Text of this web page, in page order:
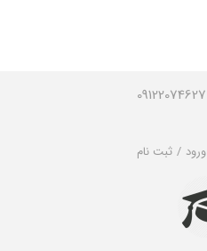
09122074627
ورود / ثبت نام